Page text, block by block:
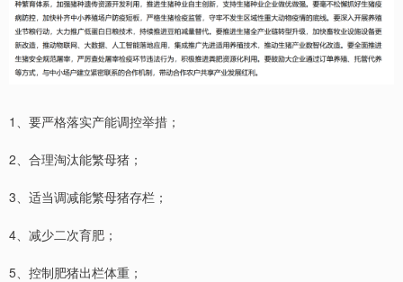
1、要严格落实产能调控举措；
2、合理淘汰能繁母猪；
3、适当调减能繁母猪存栏；
4、减少二次育肥；
5、控制肥猪出栏体重；